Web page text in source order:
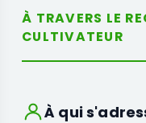
À TRAVERS LE
CULTIVATEUR
À qui